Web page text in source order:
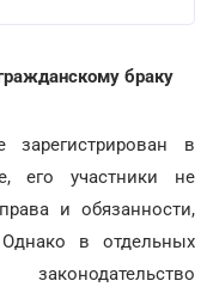
браку
зарегистрирован в
его участники не
и обязанности,
в отдельных